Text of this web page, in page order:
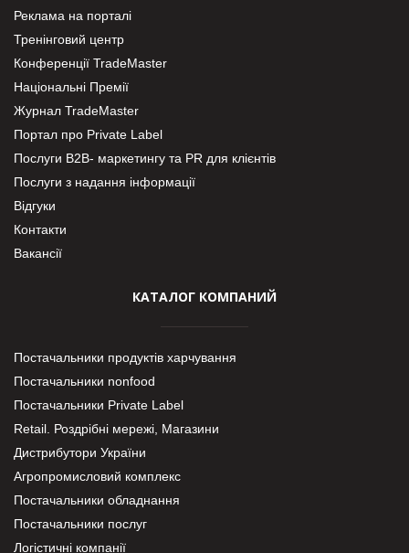
Реклама на порталі
Тренінговий центр
Конференції TradeMaster
Національні Премії
Журнал TradeMaster
Портал про Private Label
Послуги В2В- маркетингу та PR для клієнтів
Послуги з надання інформації
Відгуки
Контакти
Вакансії
КАТАЛОГ КОМПАНИЙ
Постачальники продуктів харчування
Постачальники nonfood
Постачальники Private Label
Retail. Роздрібні мережі, Магазини
Дистрибутори України
Агропромисловий комплекс
Постачальники обладнання
Постачальники послуг
Логістичні компанії